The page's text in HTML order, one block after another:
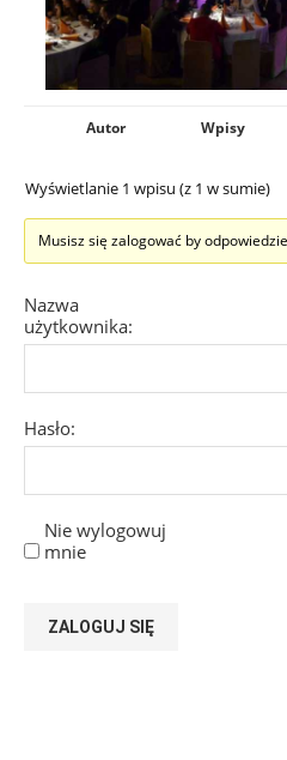
Autor Wpisy
Wyświetlanie 1 wpisu (z 1 w sumie)
Musisz się zalogować by
Nazwa
użytkownika:
Hasło:
Nie wylogowuj
mnie
ZALOGUJ SIĘ